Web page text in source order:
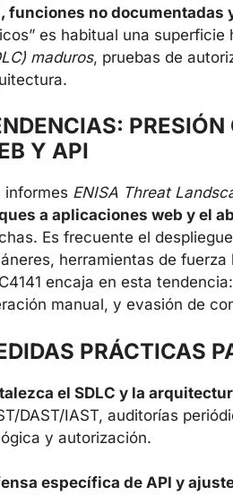
funciones no documentadas
es habitual una superficie
maduros, pruebas de
Y API
informes ENISA Threat
a aplicaciones web y el
Es frecuente el
herramientas de
encaja en esta
manual, y evasión de
PRÁCTICAS
el SDLC y la
DAST/IAST, auditorías
y autorización.
específica de API y